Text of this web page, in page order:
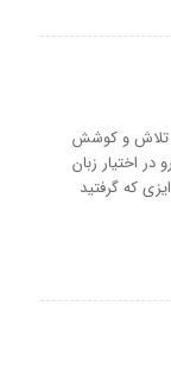
تلاش و کوشش
اختیار زبان
که گرفتید